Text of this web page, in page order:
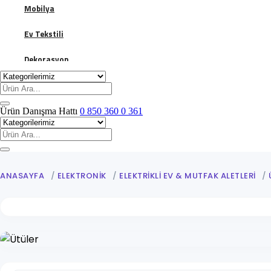
Mobilya
Ev Tekstili
Dekorasyon
Banyo
Giyim & Aksesuar
Kadın
Bavul & Valiz
Ürün Danışma Hattı 0 850 360 0 361
ANASAYFA / ELEKTRONIK / ELEKTRIKLI EV & MUTFAK ALETLERI /